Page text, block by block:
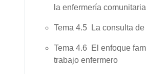
la enfermería comunitaria
Tema 4.5 La consulta de
Tema 4.6 El enfoque
trabajo enfermero